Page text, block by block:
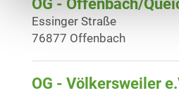
OG - Offenbach/
Essinger Straße
76877 Offenbach
OG - Völkersweiler